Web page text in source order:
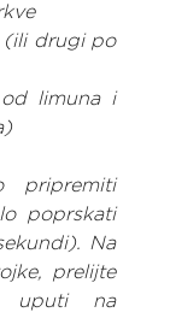
(ili drugi po
limuna i
pripremiti
poprskati
Na
prelijte
uputi na